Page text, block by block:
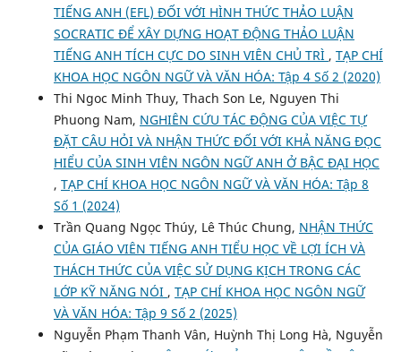
TIẾNG ANH (EFL) ĐỐI VỚI HÌNH THỨC THẢO LUẬN
SOCRATIC ĐỂ XÂY DỰNG HOẠT ĐỘNG THẢO LUẬN
TIẾNG ANH TÍCH CỰC DO SINH VIÊN CHỦ TRÌ , TẠP CHÍ
KHOA HỌC NGÔN NGỮ VÀ VĂN HÓA: Tập 4 Số 2 (2020)
Thi Ngoc Minh Thuy, Thach Son Le, Nguyen Thi
Phuong Nam, NGHIÊN CỨU TÁC ĐỘNG CỦA VIỆC TỰ
ĐẶT CÂU HỎI VÀ NHẬN THỨC ĐỐI VỚI KHẢ NĂNG ĐỌC
HIỂU CỦA SINH VIÊN NGÔN NGỮ ANH Ở BẬC ĐẠI HỌC
, TẠP CHÍ KHOA HỌC NGÔN NGỮ VÀ VĂN HÓA: Tập 8
Số 1 (2024)
Trần Quang Ngọc Thúy, Lê Thúc Chung, NHẬN THỨC
CỦA GIÁO VIÊN TIẾNG ANH TIỂU HỌC VỀ LỢI ÍCH VÀ
THÁCH THỨC CỦA VIỆC SỬ DỤNG KỊCH TRONG CÁC
LỚP KỸ NĂNG NÓI , TẠP CHÍ KHOA HỌC NGÔN NGỮ
VÀ VĂN HÓA: Tập 9 Số 2 (2025)
Nguyễn Phạm Thanh Vân, Huỳnh Thị Long Hà, Nguyễn